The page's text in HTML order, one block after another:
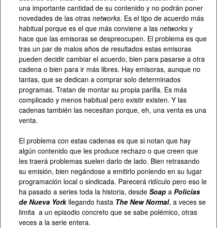
una importante cantidad de su contenido y no podrán poner
novedades de las otras networks. Es el tipo de acuerdo más
habitual porque es el que más conviene a las networks y
hace que las emisoras se despreocupen. El problema es que
tras un par de malos años de resultados estas emisoras
pueden decidir cambiar el acuerdo, bien para pasarse a otra
cadena o bien para ir más libres. Hay emisoras, aunque no
tantas, que se dedican a comprar solo determinados
programas. Tratan de montar su propia parilla. Es más
complicado y menos habitual pero existir existen. Y las
cadenas también las necesitan porque, eh, una venta es una
venta.
El problema con estas cadenas es que si notan que hay
algún contenido que les produce rechazo o que creen que
les traerá problemas suelen darlo de lado. Bien retrasando
su emisión, bien negándose a emitirlo poniendo en su lugar
programación local o sindicada. Parecerá ridículo pero eso le
ha pasado a series toda la historia, desde Soap a Policías
de Nueva Yorkllegando hasta The New Normal, a veces se
limita a un episodio concreto que se sabe polémico, otras
veces a la serie entera.